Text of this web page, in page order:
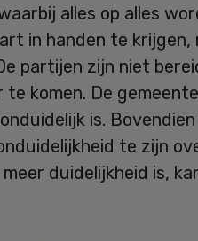
waarbij alles op alles
in handen te krijgen,
partijen zijn niet
te komen. De
is.
te zijn
duidelijkheid is,